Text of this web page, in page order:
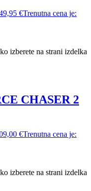
€Trenutna cena je:
izberete na strani izdelka
CHASER 2
€Trenutna cena je:
izberete na strani izdelka